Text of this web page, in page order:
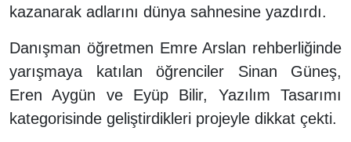
kazanarak adlarını dünya sahnesine yazdırdı.
Danışman öğretmen Emre Arslan rehberliğinde
yarışmaya katılan öğrenciler Sinan Güneş,
Eren Aygün ve Eyüp Bilir, Yazılım Tasarımı
kategorisinde geliştirdikleri projeyle dikkat çekti.